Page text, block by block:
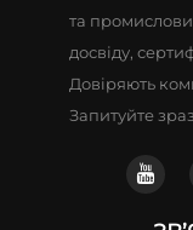
та
досвіду,
Довіряють
Запитуйте